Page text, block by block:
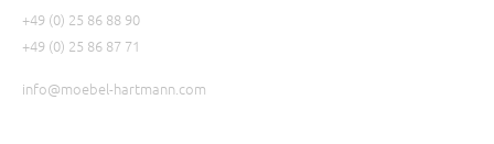
+49 (0) 25 86 88 90
+49 (0) 25 86 87 71
info@moebel-hartmann.com